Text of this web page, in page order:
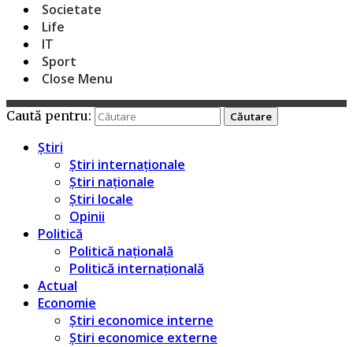
Societate
Life
IT
Sport
Close Menu
Caută pentru:
Știri
Știri internaționale
Știri naționale
Știri locale
Opinii
Politică
Politică națională
Politică internațională
Actual
Economie
Știri economice interne
Știri economice externe